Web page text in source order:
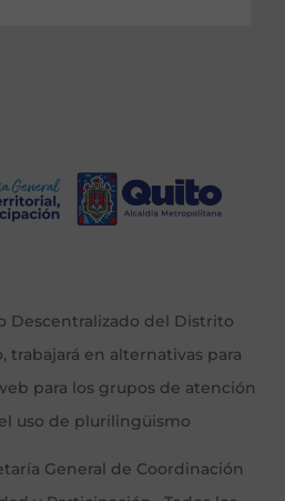
Descentralizado del Distrito
en alternativas para
para los grupos de atención
uso de plurilingüismo
General de Coordinación